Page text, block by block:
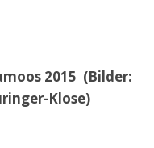
2015 (Bilder:
Klose)